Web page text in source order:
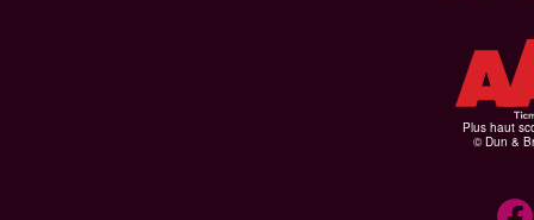
Plus haut
© Dun &